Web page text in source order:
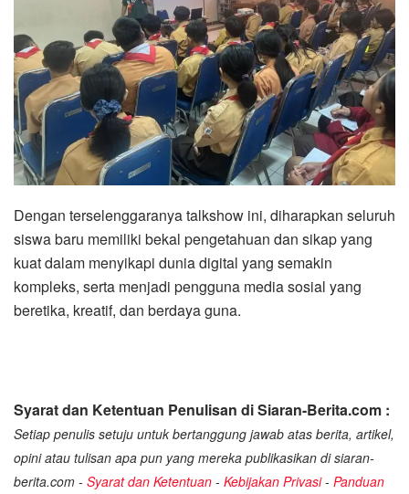
Dengan terselenggaranya talkshow ini, diharapkan seluruh
siswa baru memiliki bekal pengetahuan dan sikap yang
kuat dalam menyikapi dunia digital yang semakin
kompleks, serta menjadi pengguna media sosial yang
beretika, kreatif, dan berdaya guna.
Syarat dan Ketentuan Penulisan di Siaran-Berita.com :
Setiap penulis setuju untuk bertanggung jawab atas berita, artikel,
opini atau tulisan apa pun yang mereka publikasikan di siaran-
berita.com - Syarat dan Ketentuan - Kebijakan Privasi- Panduan